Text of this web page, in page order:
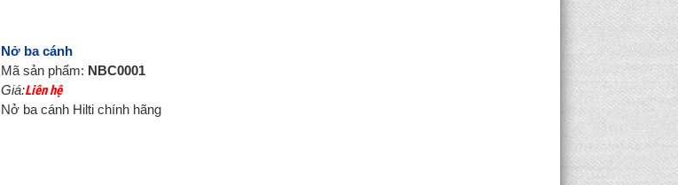
Nở ba cánh
Mã sản phẩm: NBC0001
Giá:Liên hệ
Nở ba cánh Hilti chính hãng